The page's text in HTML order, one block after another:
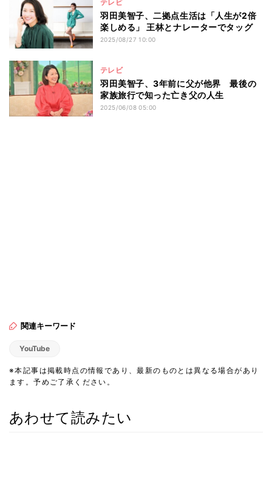
テレビ
羽田美智子、二拠点生活は「人生が2倍
楽しめる」 王林とナレーターでタッグ
2025/08/27 10:00
テレビ
羽田美智子、3年前に父が他界 最後の
家族旅行で知った亡き父の人生
2025/06/08 05:00
関連キーワード
YouTube
※本記事は掲載時点の情報であり、最新のものとは異なる場合があり
ます。予めご了承ください。
あわせて読みたい